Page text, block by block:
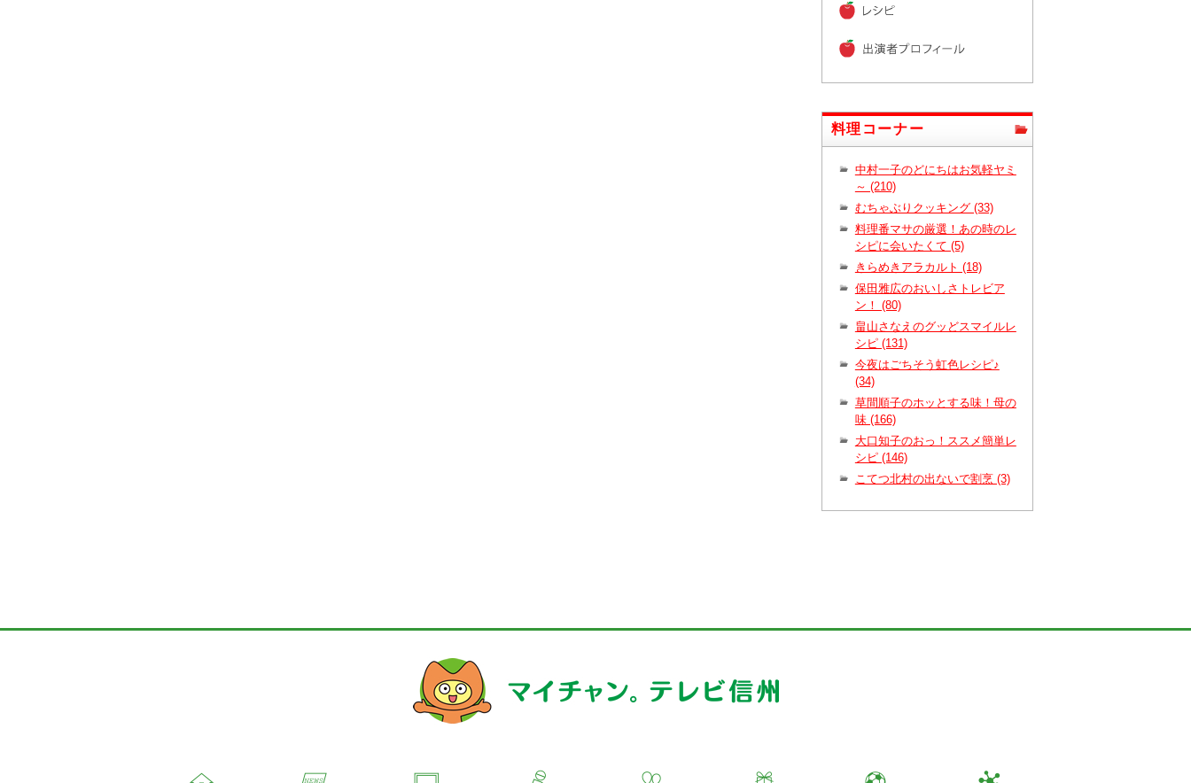
料理コーナー
中村一子のどにちはお気軽ヤミ
～ (210)
むちゃぶりクッキング (33)
料理番マサの厳選！あの時のレ
シピに会いたくて (5)
きらめきアラカルト (18)
保田雅広のおいしさトレビア
ン！ (80)
畠山さなえのグッどスマイルレ
シピ (131)
今夜はごちそう虹色レシピ♪
(34)
草間順子のホッとする味！母の
味 (166)
大口知子のおっ！ススメ簡単レ
シピ (146)
こてつ北村の出ないで割烹 (3)